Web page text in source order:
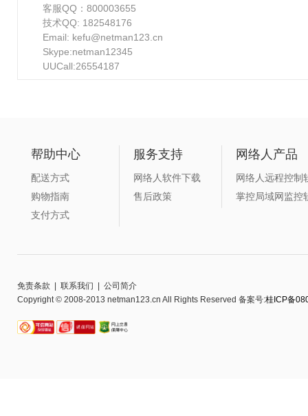
客服QQ：800003655
技术QQ: 182548176
Email: kefu@netman123.cn
Skype:netman12345
UUCall:26554187
帮助中心
配送方式
购物指南
支付方式
服务支持
网络人软件下载
售后政策
网络人产品
网络人远程控制
掌控局域网监控
免责条款 联系我们
公司简介
Copyright © 2008-2013 netman123.cn All Rights Reserved 备案号:桂ICP备